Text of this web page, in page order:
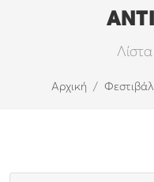
Αρχική